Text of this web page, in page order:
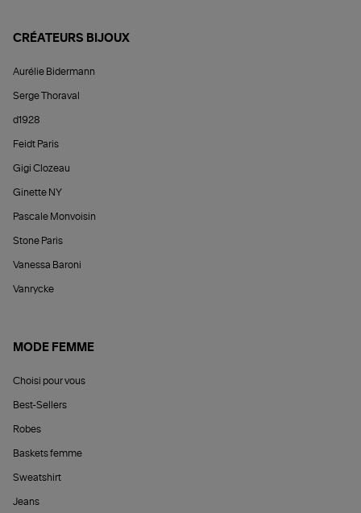
CRÉATEURS BIJOUX
Aurélie Bidermann
Serge Thoraval
d1928
Feidt Paris
Gigi Clozeau
Ginette NY
Pascale Monvoisin
Stone Paris
Vanessa Baroni
Vanrycke
MODE FEMME
Choisi pour vous
Best-Sellers
Robes
Baskets femme
Sweatshirt
Jeans